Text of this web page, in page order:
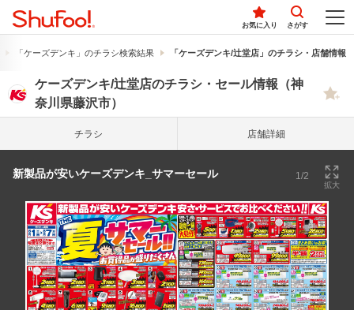
お気に入り さがす
「ケーズデンキ」のチラシ検索結果 「ケーズデンキ/辻堂店」のチラシ・店舗情報
ケーズデンキ/辻堂店のチラシ・セール情報（神
奈川県藤沢市）
チラシ 店舗詳細
新製品が安いケーズデンキ_サマーセール 1/2
拡大